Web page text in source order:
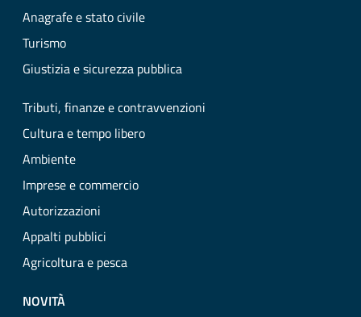
Anagrafe e stato civile
Turismo
Giustizia e sicurezza pubblica
Tributi, finanze e contravvenzioni
Cultura e tempo libero
Ambiente
Imprese e commercio
Autorizzazioni
Appalti pubblici
Agricoltura e pesca
NOVITÀ